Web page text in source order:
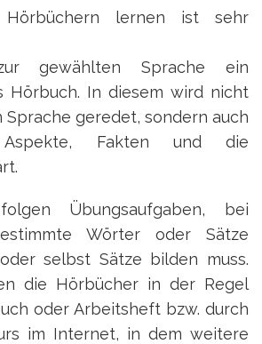
lernen ist sehr
gewählten Sprache ein
Hörbuch. In diesem wird nicht
Sprache geredet, sondern auch
Aspekte, Fakten und die
Übungsaufgaben, bei
Wörter oder Sätze
selbst Sätze bilden muss.
die Hörbücher in der Regel
oder Arbeitsheft bzw. durch
im Internet, in dem weitere